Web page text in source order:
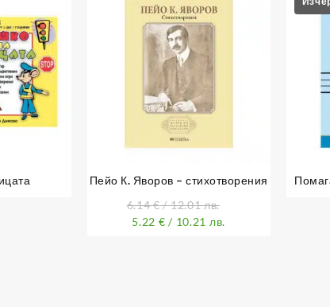
Пейо К. Яворов – стихотворения
6.14€/ 12.01 лв.
5.22 € / 10.21 лв.